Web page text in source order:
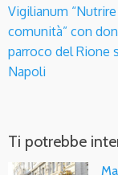
Vigilianum
comunità” con
parroco del Rione
Napoli
Ti potrebbe